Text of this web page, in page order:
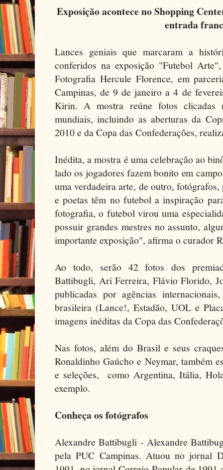
Exposição acontece no Shopping
entrada
Lances geniais que marcaram a
conferidos na exposição "Futebol
Fotografia Hercule Florence, em
Campinas, de 9 de janeiro a 4 de
Kirin. A mostra reúne fotos clicadas
mundiais, incluindo as aberturas da
2010 e da Copa das Confederações,
Inédita, a mostra é uma celebração ao
lado os jogadores fazem bonito em
uma verdadeira arte, de outro,
e poetas têm no futebol a inspiração
fotografia, o futebol virou uma
possuir grandes mestres no assunto,
importante exposição", afirma o curador
Ao todo, serão 42 fotos dos
Battibugli, Ari Ferreira, Flávio Florido,
publicadas por agências
brasileira (Lance!, Estadão, UOL e
imagens inéditas da Copa das
Nas fotos, além do Brasil e seus
Ronaldinho Gaúcho e Neymar, também
e seleções, como Argentina, Itália,
exemplo.
Conheça os fotógrafos
Alexandre Battibugli - Alexandre
pela PUC Campinas. Atuou no jornal